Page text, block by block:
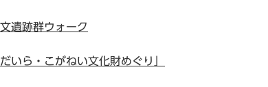
遺跡群ウォーク
いら・こがねい文化財めぐり」